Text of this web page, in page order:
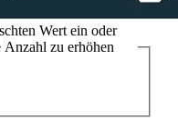
Wert ein oder
Anzahl zu erhöhen